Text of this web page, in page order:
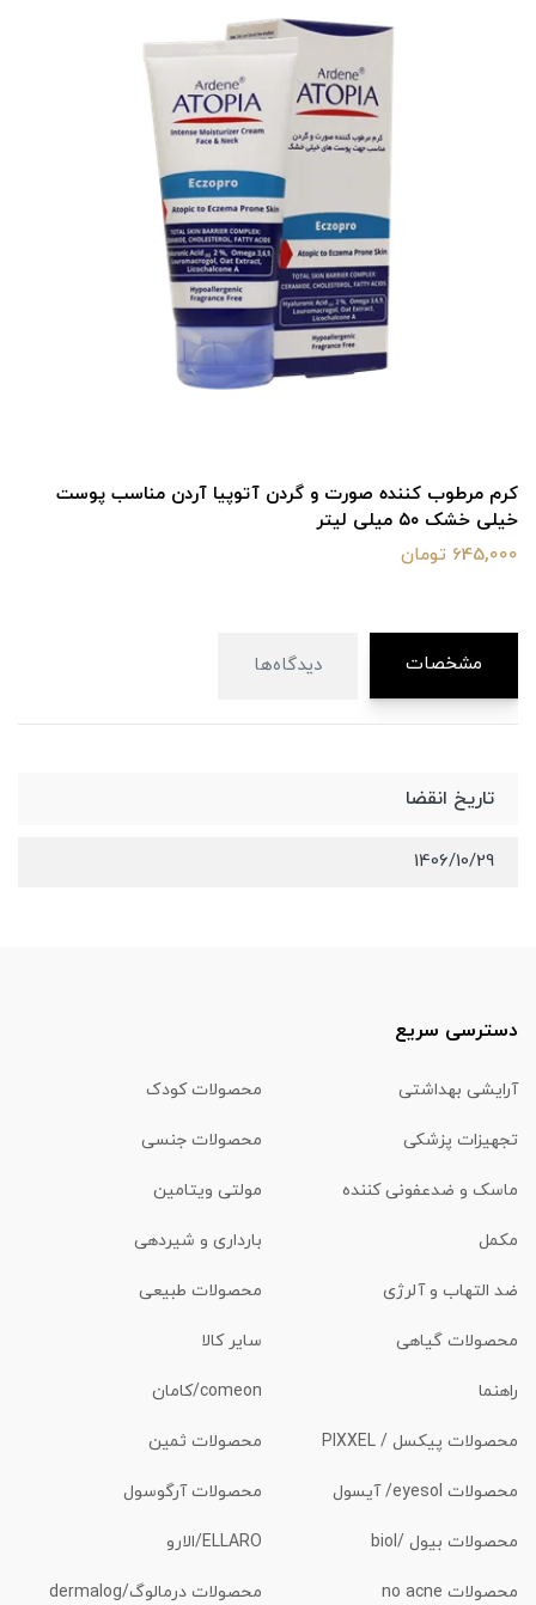
کرم مرطوب کننده صورت و گردن آتوپیا آردن مناسب پوست
خیلی خشک ۵۰ میلی لیتر
645,000 تومان
مشخصات دیدگاه‌ها
تاریخ انقضا
1406/10/29
دسترسی سریع
آرایشی بهداشتی محصولات کودک
تجهیزات پزشکی محصولات جنسی
ماسک و ضدعفونی کننده مولتی ویتامین
مکمل بارداری و شیردهی
ضد التهاب و آلرژی محصولات طبیعی
محصولات گیاهی سایر کالا
راهنما comeon/کامان
محصولات پیکسل / PIXXEL محصولات ثمین
محصولات eyesol/ آیسول محصولات آرگوسول
محصولات بیول /biol ELLARO/الارو
محصولات no acne محصولات درمالوگ/dermalog